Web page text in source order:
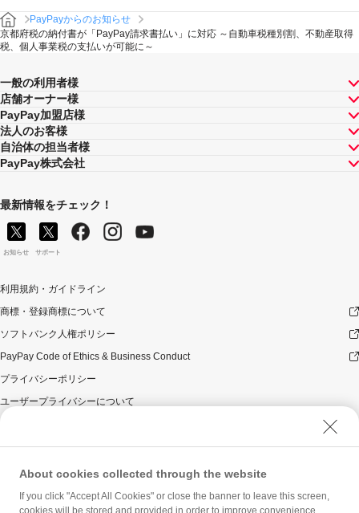
PayPayからのお知らせ
京都府税の納付書が「PayPay請求書払い」に対応 ～自動車税種別割、不動産取得
税、個人事業税の支払いが可能に～
一般の利用者様
店舗オーナー様
PayPay加盟店様
法人のお客様
自治体の担当者様
PayPay株式会社
最新情報をチェック！
お知らせ サポート
利用規約・ガイドライン
商標・登録商標について
ソフトバンク人権ポリシー
PayPay Code of Ethics & Business Conduct
プライバシーポリシー
ユーザープライバシーについて
ウェブサイト利用規約
反社会的勢力に対する方針
勧誘方針
About cookies collected through the website
If you click "Accept All Cookies" or close the banner to leave this screen,
cookies will be stored and provided in order to improve convenience,